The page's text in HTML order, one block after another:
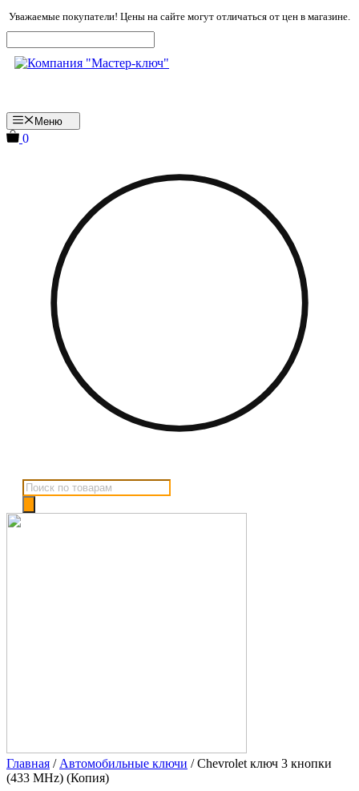
Перейти
к
содержимому
Уважаемые покупатели! Цены на сайте могут отличаться от цен в магазине.
Меню
0
Поиск
товаров
Главная / Автомобильные ключи / Chevrolet ключ 3 кнопки
(433 MHz) (Копия)